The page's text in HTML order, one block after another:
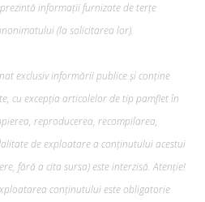
informații furnizate de terțe
(la solicitarea lor).
exclusiv informării publice și conține
cu excepția articolelor de tip pamflet în
reproducerea, recompilarea,
de exploatare a conținutului acestui
fără a cita sursa) este interzisă. Atenție!
conținutului este obligatorie